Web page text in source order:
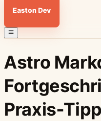
Easton Dev
Astro
Praxis-